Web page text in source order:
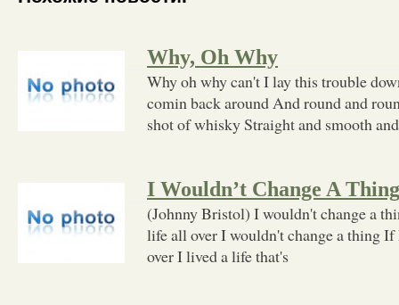
Why, Oh Why
Why oh why can't I lay this trouble
comin back around And round and
shot of whisky Straight and smooth
I Wouldn’t Change A Thing
(Johnny Bristol) I wouldn't change a
life all over I wouldn't change a thing
over I lived a life that's